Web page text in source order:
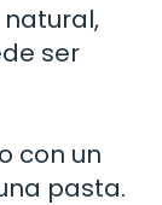
ser
con un
pasta.